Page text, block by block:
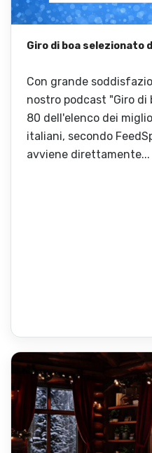
Giro di boa selezionato
Con grande
nostro podcast "Giro
80 dell'elenco dei
italiani, secondo
avviene direttamente...